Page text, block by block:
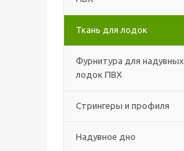
Ткань для лодок
Фурнитура для надувных
лодок ПВХ
Стрингеры и профиля
Надувное дно